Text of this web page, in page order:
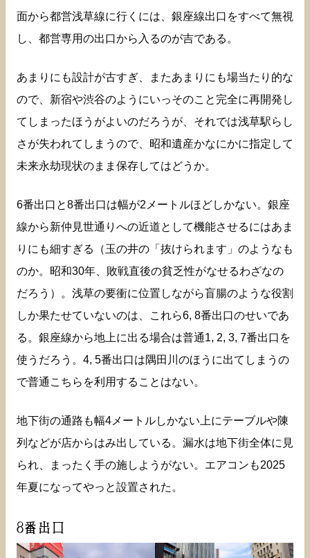
面から都営浅草線に行くには、銀座線出口をすべて無視
し、都営専用の出口から入るのが吉である。
あまりにも設計が古すぎ、またあまりにも場当たり的な
ので、新宿や渋谷のようにいっそのこと完全に再開発し
てしまったほうがよいのだろうが、それでは浅草駅らし
さが失われてしまうので、昭和遺産かなにかに指定して
未来永劫現状のまま保存してはどうか。
6番出口と8番出口は幅が2メートルほどしかない。銀座
線から新仲見世通りへの近道として機能させるにはあま
りにも細すぎる（玉の井の「抜けられます」のようなも
のか。昭和30年、敗戦直後の貧乏性がなせるわざなの
だろう）。浅草の要衝に位置しながら盲腸のような役割
しか果たせていないのは、これら6, 8番出口のせいであ
る。銀座線から地上に出る場合は普通1, 2, 3, 7番出口を
使うだろう。4, 5番出口は隅田川のほうに出てしまうの
で普通こちらを利用することはない。
地下街の通路も幅4メートルしかない上にテーブルや陳
列などが店からはみ出している。漏水は地下街全体に見
られ、まったく手の施しようがない。エアコンも2025
年夏になってやっと設置された。
8番出口